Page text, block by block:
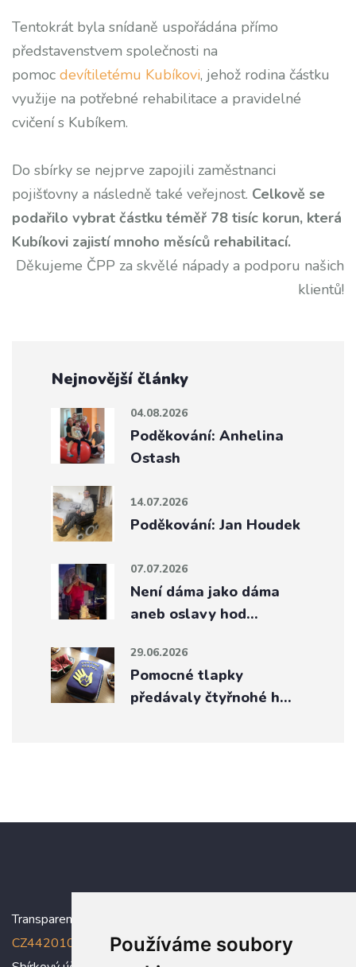
Používáme soubory
Tentokrát byla snídaně uspořádána přímo
představenstvem společnosti na
pomoc devítiletému Kubíkovi, jehož rodina částku
využije na potřebné rehabilitace a pravidelné
cvičení s Kubíkem.
Do sbírky se nejprve zapojili zaměstnanci
pojišťovny a následně také veřejnost. Celkově se
podařilo vybrat částku téměř 78 tisíc korun, která
Kubíkovi zajistí mnoho měsíců rehabilitací.
Děkujeme ČPP za skvělé nápady a podporu našich
klientů!
Nejnovější články
04.08.2026
Poděkování: Anhelina
Ostash
14.07.2026
Poděkování: Jan Houdek
07.07.2026
Není dáma jako dáma
aneb oslavy hod…
29.06.2026
Pomocné tlapky
předávaly čtyřnohé h…
Transparentní účet:
CZ4420100000005005005006